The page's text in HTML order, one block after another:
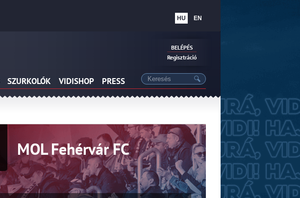
HU EN
SZURKOLÓK VIDISHOP PRESS
BELÉPÉS
Regisztráció
MOL Fehérvár FC